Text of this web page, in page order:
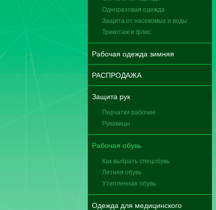
Одноразовая одежда
Защита от насекомых и воды
Трикотаж и флис
Рабочая одежда зимняя
РАСПРОДАЖА
Защита рук
Перчатки рабочие
Рукавицы
Рабочая обувь
Как выбрать спецобувь
Летняя обувь
Утепленная обувь
Одежда для медицинского